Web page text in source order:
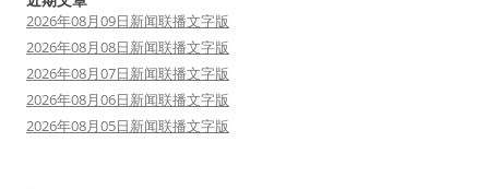
2026年08月09日新闻联播文字版
2026年08月08日新闻联播文字版
2026年08月07日新闻联播文字版
2026年08月06日新闻联播文字版
2026年08月05日新闻联播文字版